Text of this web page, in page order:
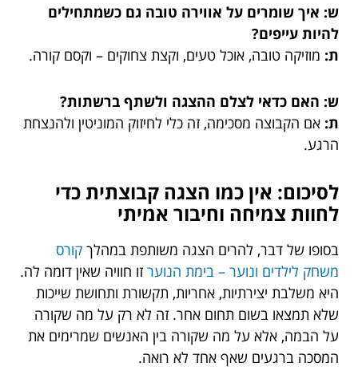
ש: איך שומרים על אווירה טובה גם כשמתחילים
להיות עייפים?
ת: מוזיקה טובה, אוכל טעים, וקצת צחוקים – וקסם קורה.
ש: האם כדאי לצלם ההצגה ולשתף ברשתות?
ת: אם הקבוצה מסכימה, זה כלי לחיזוק המוניטין ולהנצחת
הרגע.
לסיכום: אין כמו הצגה קבוצתית כדי
לחוות צמיחה וחיבור אמיתי
בסופו של דבר, להרים הצגה משותפת במהלך קורס
משחק לילדים ונוער – בימת הנוער זו חוויה שאין דומה לה.
היא משלבת יצירתיות, אחריות, תקשורת ותחושת שייכות
שלא תמצאו בשום תחום אחר. זה לא רק על מה שקורה
על הבמה, אלא על מה שקורה בין האנשים שמרימים את
המסכה ברגעים שאף אחד לא רואה.